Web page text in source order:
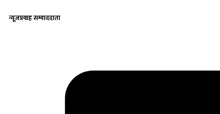
न्यूजप्रवाह सम्वाददाता